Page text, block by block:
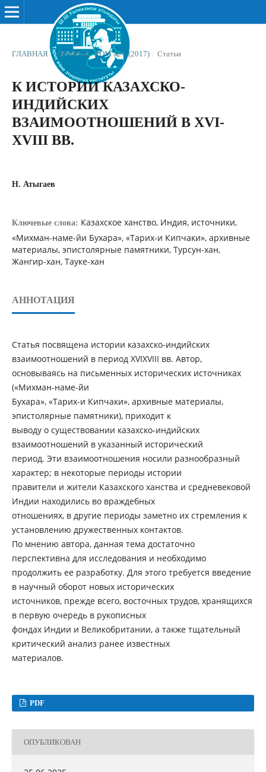
ГЛАВНАЯ / АРХИВЫ / ТОМ № 3 (2017) / Статьи
К ИСТОРИИ КАЗАХСКО-
ИНДИЙСКИХ
ВЗАИМООТНОШЕНИЙ В XVI-
XVIII ВВ.
Н. Атыгаев
Ключевые слова: Казахское ханство, Индия, источники,
«Михман-наме-йи Бухара», «Тарих-и Кипчаки», архивные
материалы, эпистолярные памятники, Турсун-хан,
Жангир-хан, Тауке-хан
АННОТАЦИЯ
Статья посвящена истории казахско-индийских
взаимоотношений в период XVIXVIII вв. Автор,
основываясь на письменных исторических источниках
(«Михман-наме-йи
Бухара», «Тарих-и Кипчаки», архивные материалы,
эпистолярные памятники), приходит к
выводу о существовании казахско-индийских
взаимоотношений в указанный исторический
период. Эти взаимоотношения носили разнообразный
характер; в некоторые периоды истории
правители и жители Казахского ханства и средневековой
Индии находились во враждебных
отношениях, в другие периоды заметно их стремления к
установлению дружественных контактов.
По мнению автора, данная тема достаточно
перспективна для исследования и необходимо
продолжить ее разработку. Для этого требуется введение
в научный оборот новых исторических
источников, прежде всего, восточных трудов, хранящихся
в первую очередь в рукописных
фондах Индии и Великобритании, а также тщательный
критический анализ ранее известных
материалов.
PDF
ОПУБЛИКОВАН